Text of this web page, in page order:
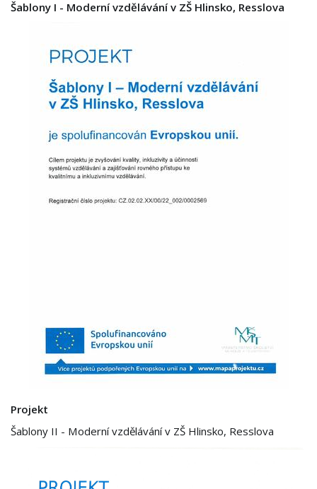
Šablony I - Moderní vzdělávání v ZŠ Hlinsko, Resslova
Projekt
Šablony II - Moderní vzdělávání v ZŠ Hlinsko, Resslova